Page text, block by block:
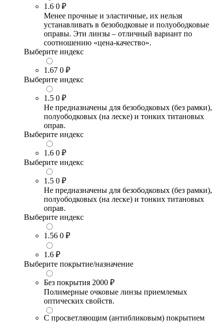
1.6 0 ₽
Менее прочные и эластичные, их нельзя
устанавливать в безободковые и полуободковые
оправы. Эти линзы – отличный вариант по
соотношению «цена-качество».
Выберите индекс
1.67 0 ₽
Выберите индекс
1.5 0 ₽
Не предназначены для безободковых (без рамки),
полуободковых (на леске) и тонких титановых
оправ.
Выберите индекс
1.6 0 ₽
Выберите индекс
1.5 0 ₽
Не предназначены для безободковых (без рамки),
полуободковых (на леске) и тонких титановых
оправ.
Выберите индекс
1.56 0 ₽
1.6 ₽
Выберите покрытие/назначение
Без покрытия 2000 ₽
Полимерные очковые линзы приемлемых
оптических свойств.
С просветляющим (антибликовым) покрытием